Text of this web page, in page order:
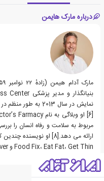
درباره مارک هایمن
مربوط به سلامت و رفاه انسان را
ارائه می دهد.[8] او
Food Fix، Eat Fat، Get Thin و Young Forever.